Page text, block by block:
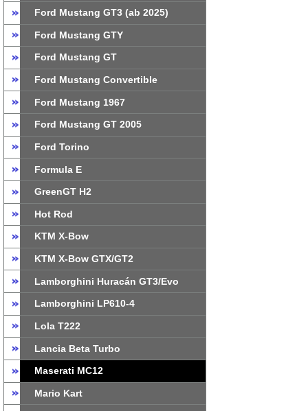
Ford Mustang GT3 (ab 2025)
Ford Mustang GTY
Ford Mustang GT
Ford Mustang Convertible
Ford Mustang 1967
Ford Mustang GT 2005
Ford Torino
Formula E
GreenGT H2
Hot Rod
KTM X-Bow
KTM X-Bow GTX/GT2
Lamborghini Huracán GT3/Evo
Lamborghini LP610-4
Lola T222
Lancia Beta Turbo
Maserati MC12
Mario Kart